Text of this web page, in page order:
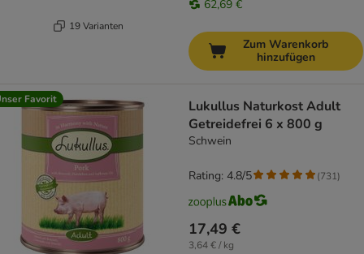
19 Varianten
62,69 €
Zum Warenkorb
hinzufügen
Favorit
Lukullus Naturkost Adult
Getreidefrei 6 x 800 g
Schwein
17,49 €
3,64 € / kg
Rating: 4.8/5 (731)